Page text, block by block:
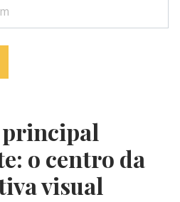
principal
o centro da
visual